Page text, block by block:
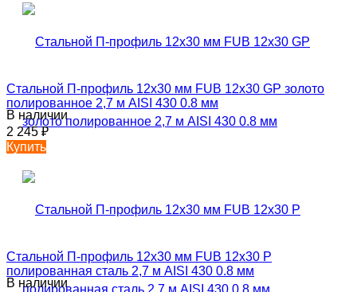
Стальной П-профиль 12х30 мм FUB 12х30 GP золото
полированное 2,7 м AISI 430 0.8 мм
В наличии
2 245₽
Купить
Стальной П-профиль 12х30 мм FUB 12х30 P
полированная сталь 2,7 м AISI 430 0.8 мм
В наличии